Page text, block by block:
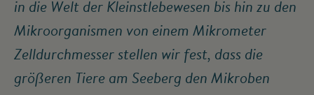
in die Welt der Kleinstlebewesen bis hin zu den
Mikroorganismen von einem Mikrometer
Zelldurchmesser stellen wir fest, dass die
größeren Tiere am Seeberg den Mikroben